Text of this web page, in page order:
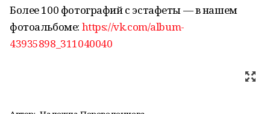
Более 100 фотографий с эстафеты — в нашем
фотоальбоме: https://vk.com/album-
43935898_311040040